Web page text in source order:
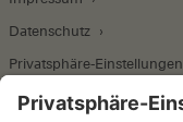
Datenschutz
Privatsphäre-Einstellungen